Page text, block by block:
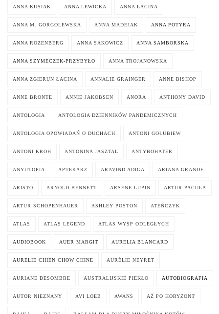
ANNA KUSIAK ANNA LEWICKA ANNA ŁACINA
ANNA M. GORGOLEWSKA ANNA MADEJAK ANNA POTYRA
ANNA ROZENBERG ANNA SAKOWICZ ANNA SAMBORSKA
ANNA SZYMECZEK-PRZYBYŁO ANNA TROJANOWSKA
ANNA ZGIERUN ŁACINA ANNALIE GRAINGER ANNE BISHOP
ANNE BRONTE ANNIE JAKOBSEN ANORA ANTHONY DAVID
ANTOLOGIA ANTOLOGIA DZIENNIKÓW PANDEMICZNYCH
ANTOLOGIA OPOWIADAŃ O DUCHACH ANTONI GOŁUBIEW
ANTONI KROH ANTONINA JASZTAL ANTYBOHATER
ANYUTOPIA APTEKARZ ARAVIND ADIGA ARIANA GRANDE
ARISTO ARNOLD BENNETT ARSENE LUPIN ARTUR PACUŁA
ARTUR SCHOPENHAUER ASHLEY POSTON ATEŃCZYK
ATLAS ATLAS LEGEND ATLAS WYSP ODLEGŁYCH
AUDIOBOOK AUER MARGIT AURELIA BLANCARD
AURELIE CHIEN CHOW CHINE AURÉLIE NEYRET
AURIANE DESOMBRE AUSTRALIJSKIE PIEKŁO AUTOBIOGRAFIA
AUTOR NIEZNANY AVI LOEB AWANS AŻ PO HORYZONT